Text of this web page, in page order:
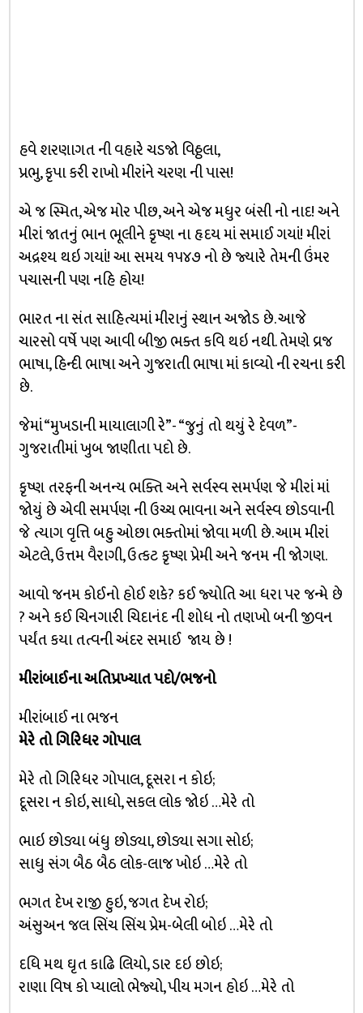
હવે શરણાગત ની વહારે ચડજો વિઠ્ઠલા,
પ્રભુ, કૃપા કરી રાખો મીરાંને ચરણ ની પાસ!
એ જ સ્મિત, એજ મોર પીછ, અને એજ મધુર બંસી નો નાદ! અને
મીરાં જાતનું ભાન ભૂલીને કૃષ્ણ ના હૃદય માં સમાઈ ગયાં! મીરાં
અદ્રશ્ય થઇ ગયાં! આ સમય ૧૫૪૭ નો છે જ્યારે તેમની ઉંમર
પચાસની પણ નહિ હોય!
ભારત ના સંત સાહિત્યમાં મીરાનું સ્થાન અજોડ છે. આજે
ચારસો વર્ષે પણ આવી બીજી ભક્ત કવિ થઇ નથી. તેમણે વ્રજ
ભાષા, હિન્દી ભાષા અને ગુજરાતી ભાષા માં કાવ્યો ની રચના કરી
છે.
જેમાં “મુખડાની માયાલાગી રે”- “જુનું તો થયું રે દેવળ”-
ગુજરાતીમાં ખુબ જાણીતા પદો છે.
કૃષ્ણ તરફની અનન્ય ભક્તિ અને સર્વસ્વ સમર્પણ જે મીરાં માં
જોયું છે એવી સમર્પણ ની ઉચ્ચ ભાવના અને સર્વસ્વ છોડવાની
જે ત્યાગ વૃત્તિ બહુ ઓછા ભક્તોમાં જોવા મળી છે. આમ મીરાં
એટલે, ઉત્તમ વૈરાગી, ઉત્કટ કૃષ્ણ પ્રેમી અને જનમ ની જોગણ.
આવો જનમ કોઈનો હોઈ શકે? કઈ જ્યોતિ આ ધરા પર જન્મે છે
? અને કઈ ચિનગારી ચિદાનંદ ની શોધ નો તણખો બની જીવન
પર્યંત કયા તત્વની અંદર સમાઈ જાય છે !
મીરાંબાઈના અતિપ્રખ્યાત પદો/ભજનો
મીરાંબાઈ ના ભજન
મેરે તો ગિરિધર ગોપાલ
મેરે તો ગિરિધર ગોપાલ, દૂસરા ન કોઇ;
દૂસરા ન કોઇ, સાધો, સકલ લોક જોઇ …મેરે તો
ભાઇ છોડ્યા બંધુ છોડ્યા, છોડ્યા સગા સોઇ;
સાધુ સંગ બૈઠ બૈઠ લોક-લાજ ખોઇ …મેરે તો
ભગત દેખ રાજી હુઇ, જગત દેખ રોઇ;
અંસુઅન જલ સિંચ સિંચ પ્રેમ-બેલી બોઇ …મેરે તો
દધિ મથ ઘૃત કાઢિ લિયો, ડાર દઇ છોઇ;
રાણા વિષ કો પ્યાલો ભેજ્યો, પીય મગન હોઇ …મેરે તો